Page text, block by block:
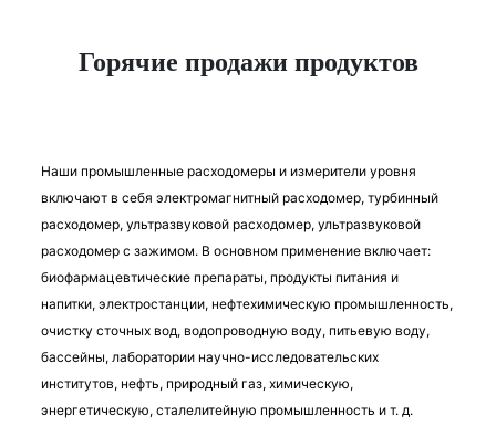
Горячие продажи продуктов
Наши промышленные расходомеры и измерители уровня
включают в себя электромагнитный расходомер, турбинный
расходомер, ультразвуковой расходомер, ультразвуковой
расходомер с зажимом. В основном применение включает:
биофармацевтические препараты, продукты питания и
напитки, электростанции, нефтехимическую промышленность,
очистку сточных вод, водопроводную воду, питьевую воду,
бассейны, лаборатории научно-исследовательских
институтов, нефть, природный газ, химическую,
энергетическую, сталелитейную промышленность и т. д.